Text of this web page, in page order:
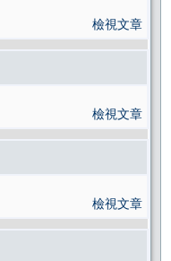
檢視文章
檢視文章
檢視文章